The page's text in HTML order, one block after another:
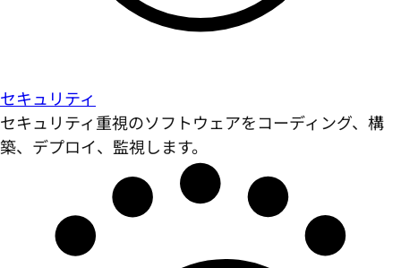
セキュリティ
セキュリティ重視のソフトウェアをコーディング、構
築、デプロイ、監視します。